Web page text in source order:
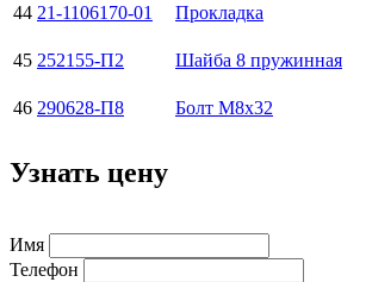
44 21-1106170-01 Прокладка
45 252155-П2 Шайба 8 пружинная
46 290628-П8 Болт М8х32
Узнать цену
Имя
Телефон